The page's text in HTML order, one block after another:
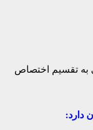
به تقسیم اختصاص